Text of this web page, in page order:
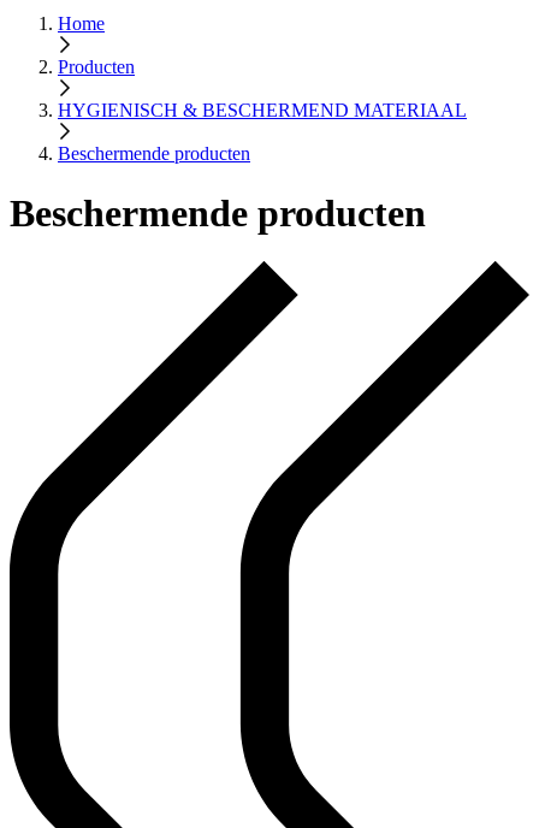
Home
Producten
HYGIENISCH & BESCHERMEND MATERIAAL
Beschermende producten
Beschermende producten